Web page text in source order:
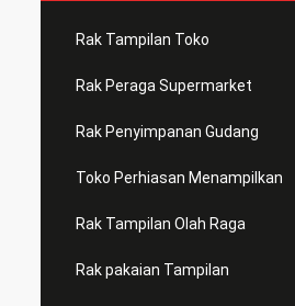
Rak Tampilan Toko
Rak Peraga Supermarket
Rak Penyimpanan Gudang
Toko Perhiasan Menampilkan
Rak Tampilan Olah Raga
Rak pakaian Tampilan